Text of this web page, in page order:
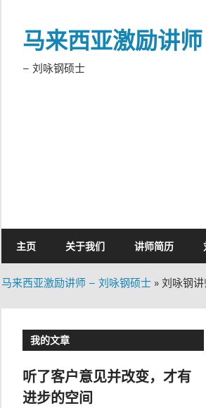
content马来西亚激励讲师
– 刘咏钢硕士
主页 关于我们 讲师简历
马来西亚激励讲师 – 刘咏钢硕士 » 刘咏钢
我的文章
听了客户意见并改变，才有
进步的空间